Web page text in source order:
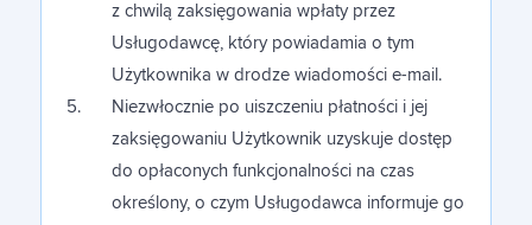
z chwilą zaksięgowania wpłaty przez
Usługodawcę, który powiadamia o tym
Użytkownika w drodze wiadomości e-mail.
Niezwłocznie po uiszczeniu płatności i jej
zaksięgowaniu Użytkownik uzyskuje dostęp
do opłaconych funkcjonalności na czas
określony, o czym Usługodawca informuje go